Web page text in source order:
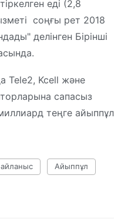
еді (2,8
соңғы рет 2018
делінген Бірінші
Tele2, Kcell және
сапасыз
теңге айыппұл
Айыппұл